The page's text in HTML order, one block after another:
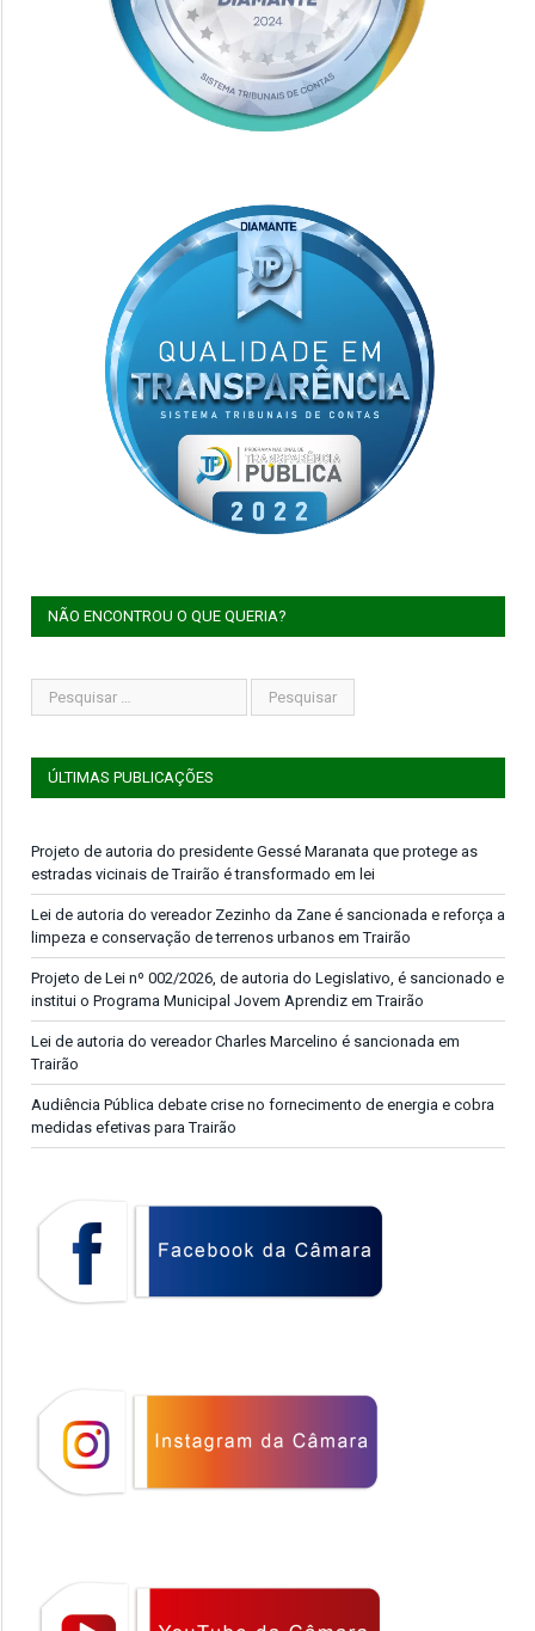
NÃO ENCONTROU O QUE QUERIA?
ÚLTIMAS PUBLICAÇÕES
Projeto de autoria do presidente Gessé Maranata que protege as
estradas vicinais de Trairão é transformado em lei
Lei de autoria do vereador Zezinho da Zane é sancionada e reforça a
limpeza e conservação de terrenos urbanos em Trairão
Projeto de Lei nº 002/2026, de autoria do Legislativo, é sancionado e
institui o Programa Municipal Jovem Aprendiz em Trairão
Lei de autoria do vereador Charles Marcelino é sancionada em
Trairão
Audiência Pública debate crise no fornecimento de energia e cobra
medidas efetivas para Trairão